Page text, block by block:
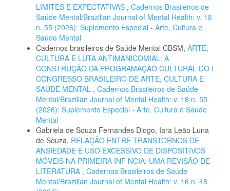
LIMITES E EXPECTATIVAS , Cadernos Brasileiros de
Saúde Mental/Brazilian Journal of Mental Health: v. 18
n. 55 (2026): Suplemento Especial - Arte, Cultura e
Saúde Mental
Cadernos brasileiros de Saúde Mental CBSM, ARTE,
CULTURA E LUTA ANTIMANICOMIAL: A
CONSTRUÇÃO DA PROGRAMAÇÃO CULTURAL DO I
CONGRESSO BRASILEIRO DE ARTE, CULTURA E
SAÚDE MENTAL , Cadernos Brasileiros de Saúde
Mental/Brazilian Journal of Mental Health: v. 18 n. 55
(2026): Suplemento Especial - Arte, Cultura e Saúde
Mental
Gabriela de Souza Fernandes Diogo, Iara Leão Luna
de Souza, RELAÇÃO ENTRE TRANSTORNOS DE
ANSIEDADE E USO EXCESSIVO DE DISPOSITIVOS
MÓVEIS NA PRIMEIRA INF NCIA: UMA REVISÃO DE
LITERATURA , Cadernos Brasileiros de Saúde
Mental/Brazilian Journal of Mental Health: v. 16 n. 48